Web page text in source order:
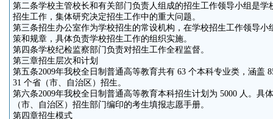
第二条学校主管校长和有关部门负责人组成的招生工作领导小组是学
招生工作，集体研究决定招生工作中的重大问题。
第三条招生办公室作为学校招生的常设机构，在学校招生工作领导小
策和规章，具体负责学校招生工作的组织实施。
第四条学校纪检监察部门负责对招生工作全程监督。
第三章招生层次和计划
第五条2009年我校全日制普通高等教育共有 63 个本科专业类，涵盖
31 个省（市、自治区）招生。
第六条2009年我校全日制普通高等教育本科招生计划为 5000 人。具
（市、自治区）招生部门编印的考生填报志愿手册。
第四章招生模式